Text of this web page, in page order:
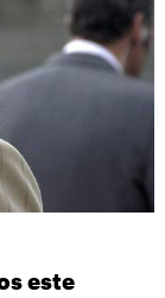
este